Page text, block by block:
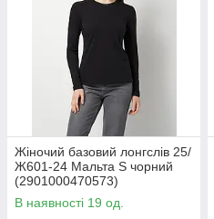
Жіночий базовий лонгслів 25/
Ж601-24 Мальта S чорний
(2901000470573)
В наявності 19 од.